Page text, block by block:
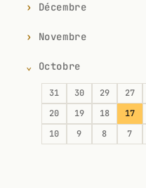
Décembre
Novembre
Octobre
31 30 29 27
20
19 18 17
10
9 8 7